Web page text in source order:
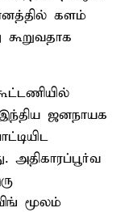
களம்
ஜனநாயக
மூலம்